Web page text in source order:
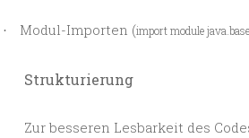
· Modul-Importen (import module java.base
Strukturierung
Zur besseren Lesbarkeit des